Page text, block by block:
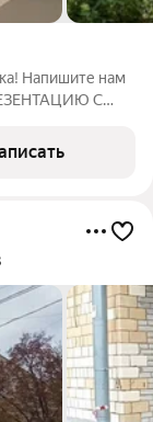
Напишите нам
С
площадью 222,1